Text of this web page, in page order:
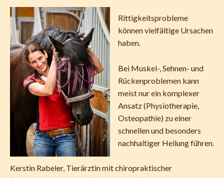
Rittigkeitsprobleme
können vielfältige Ursachen
haben.
Bei Muskel-, Sehnen- und
Rückenproblemen kann
meist nur ein komplexer
Ansatz (Physiotherapie,
Osteopathie) zu einer
schnellen und besonders
nachhaltiger Heilung führen.
Kerstin Rabeler, Tierärztin mit chiropraktischer